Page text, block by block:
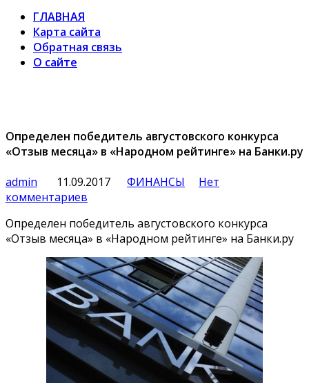
ГЛАВНАЯ
Карта сайта
Обратная связь
О сайте
Определен победитель августовского конкурса
«Отзыв месяца» в «Народном рейтинге» на Банки.ру
admin
11.09.2017 ФИНАНСЫ
Нет
комментариев
Определен победитель августовского конкурса
«Отзыв месяца» в «Народном рейтинге» на Банки.ру